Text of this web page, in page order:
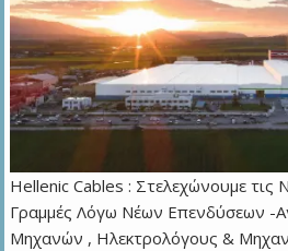
Hellenic Cables : Στελεχώνουμε τις
Γραμμές Λόγω Νέων Επενδύσεων -
Μηχανών , Ηλεκτρολόγους &